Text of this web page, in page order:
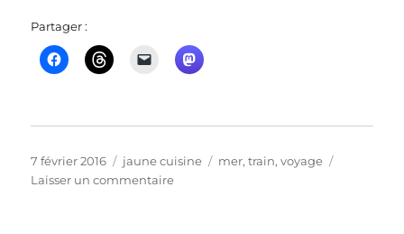
Partager :
Publié
le
7 février 2016 Catégories
jaune cuisine Étiquettes
mer,train,voyage
Laisser un commentairesur